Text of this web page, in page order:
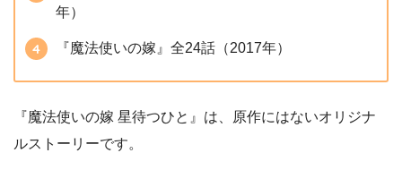
年）
『魔法使いの嫁』全24話（2017年）
『魔法使いの嫁 星待つひと』は、原作にはないオリジナ
ルストーリーです。